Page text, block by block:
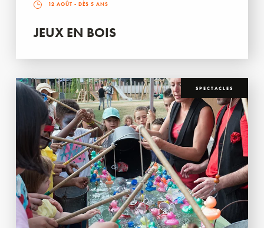
12 AOÛT - DÈS 5 ANS
JEUX EN BOIS
SPECTACLES